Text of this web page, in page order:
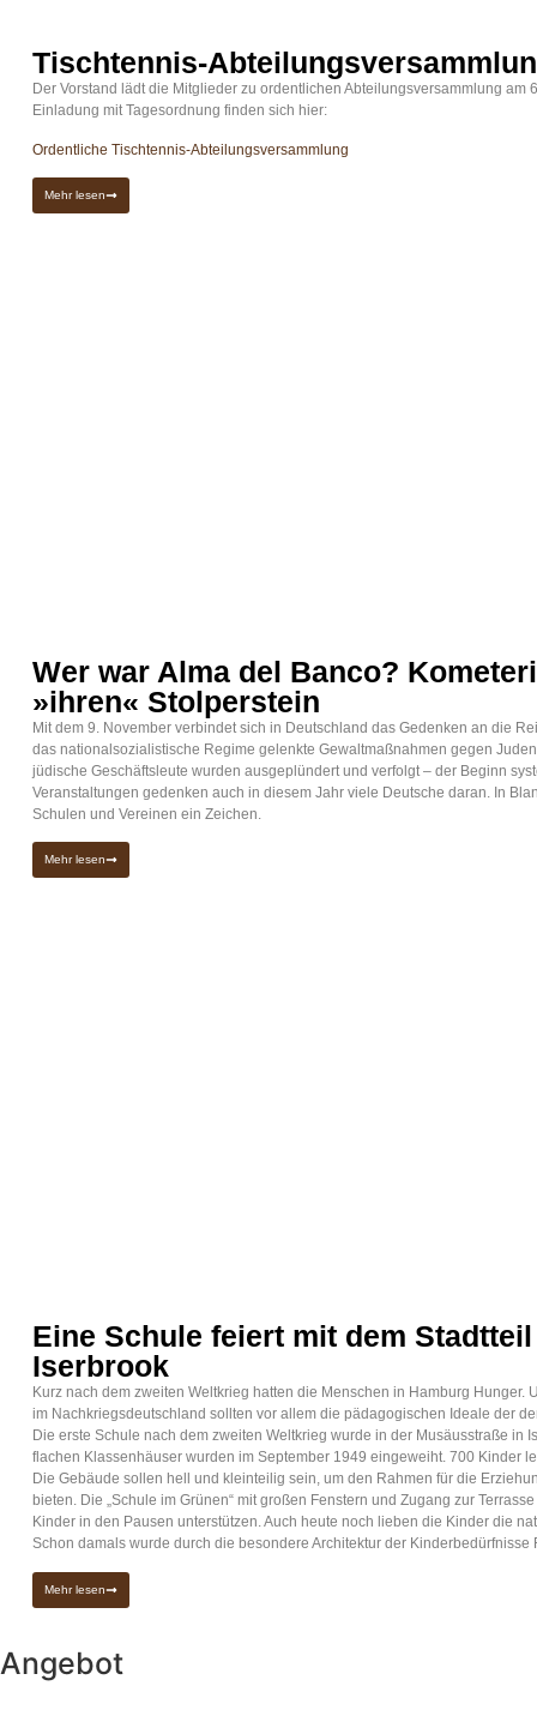
Tischtennis-
Der Vorstand lädt die Mitglieder zu ordentlichen Abteilungsversammlung
Einladung mit Tagesordnung finden sich hier:
Ordentliche Tischtennis-Abteilungsversammlung
Mehr lesen
Wer war Alma del Banco?
»ihren« Stolperstein
Mit dem 9. November verbindet sich in Deutschland das Gedenken an die
das nationalsozialistische Regime gelenkte Gewaltmaßnahmen gegen
jüdische Geschäftsleute wurden ausgeplündert und verfolgt – der Beginn
Veranstaltungen gedenken auch in diesem Jahr viele Deutsche daran. In
Schulen und Vereinen ein Zeichen.
Mehr lesen
Eine Schule feiert mit dem
Iserbrook
Kurz nach dem zweiten Weltkrieg hatten die Menschen in Hamburg
im Nachkriegsdeutschland sollten vor allem die pädagogischen Ideale der
Die erste Schule nach dem zweiten Weltkrieg wurde in der Musäusstraße in
flachen Klassenhäuser wurden im September 1949 eingeweiht. 700 Kinder
Die Gebäude sollen hell und kleinteilig sein, um den Rahmen für die
bieten. Die „Schule im Grünen“ mit großen Fenstern und Zugang zur
Kinder in den Pausen unterstützen. Auch heute noch lieben die Kinder die
Schon damals wurde durch die besondere Architektur der Kinderbedürfnisse
Mehr lesen
Angebot